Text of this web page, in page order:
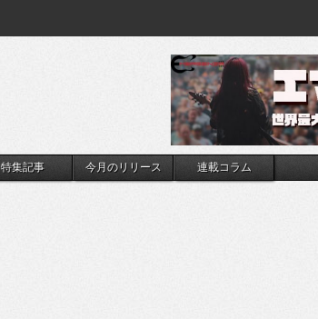
特集記事 今月のリリース 連載コラム